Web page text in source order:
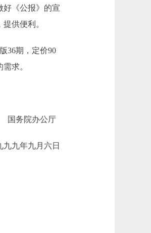
好《公报》的宣
供便利。
36期，定价90
求。
务院办公厅
九年九月六日